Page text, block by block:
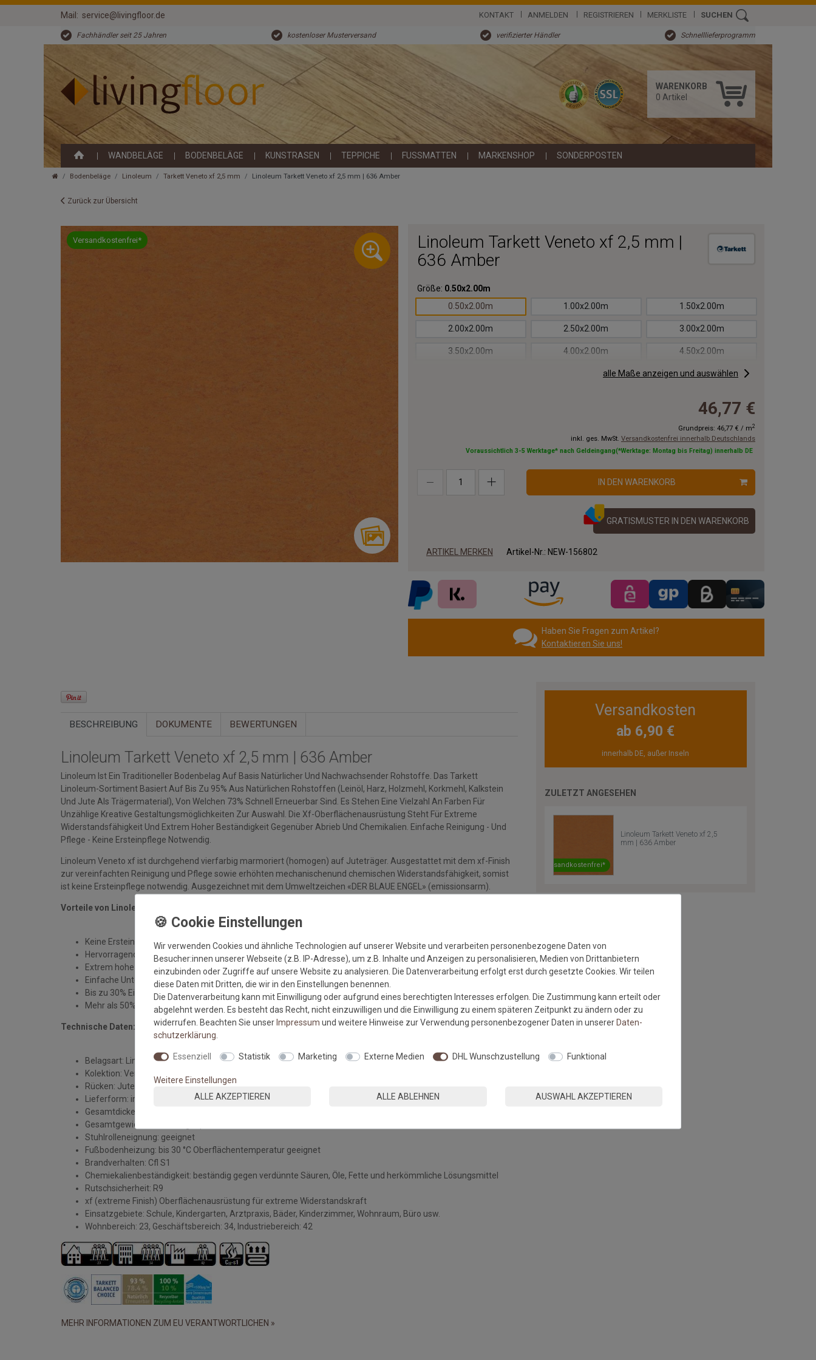
Mail: service@livingfloor.de KONTAKT ANMELDEN REGISTRIEREN MERKLISTE SUCHEN
Fachhändler seit 25 Jahren kostenloser Musterversand verifizierter Händler Schnelllieferprogramm
WARENKORB
0 Artikel
WANDBELÄGE BODENBELÄGE KUNSTRASEN TEPPICHE FUSSMATTEN MARKENSHOP SONDERPOSTEN
Bodenbeläge Linoleum Tarkett Veneto xf 2,5 mm Linoleum Tarkett Veneto xf 2,5 mm | 636 Amber
Zurück zur Übersicht
Versandkostenfrei*
Linoleum Tarkett Veneto xf 2,5 mm |
636 Amber
Größe: 0.50x2.00m
0.50x2.00m
1.00x2.00m 1.50x2.00m
2.00x2.00m 2.50x2.00m 3.00x2.00m
3.50x2.00m 4.00x2.00m 4.50x2.00m
5.50x2.00m 6.00x2.00m
9.00x2.00m
10.00x2.00m 11.00x2.00m
15.00x2.00m 16.00x2.00m
19.00x2.00m 20.00x2.00m
alle Maße anzeigen und auswählen
46,77 €
Grundpreis: 46,77 € / m2
inkl. ges. MwSt. Versandkostenfrei innerhalb Deutschlands
Voraussichtlich 3-5 Werktage* nach Geldeingang(*Werktage: Montag bis Freitag) innerhalb DE
IN DEN WARENKORB
GRATISMUSTER IN DEN WARENKORB
ARTIKEL MERKEN Artikel-Nr.: NEW-156802
Haben Sie Fragen zum Artikel?
Kontaktieren Sie uns!
BESCHREIBUNG DOKUMENTE BEWERTUNGEN
Linoleum Tarkett Veneto xf 2,5 mm | 636 Amber
Linoleum Ist Ein Traditioneller Bodenbelag Auf Basis Natürlicher Und Nachwachsender Rohstoffe. Das Tarkett
Linoleum-Sortiment Basiert Auf Bis Zu 95% Aus Natürlichen Rohstoffen (Leinöl, Harz, Holzmehl, Korkmehl, Kalkstein
Und Jute Als Trägermaterial), Von Welchen 73% Schnell Erneuerbar Sind. Es Stehen Eine Vielzahl An Farben Für
Unzählige Kreative Gestaltungsmöglichkeiten Zur Auswahl. Die Xf-Oberflächenausrüstung Steht Für Extreme
Widerstandsfähigkeit Und Extrem Hoher Beständigkeit Gegenüber Abrieb Und Chemikalien. Einfache Reinigung - Und
Pflege - Keine Ersteinpflege Notwendig.
Linoleum Veneto xf ist durchgehend vierfarbig marmoriert (homogen) auf Juteträger. Ausgestattet mit dem xf-Finish
zur vereinfachten Reinigung und Pflege sowie erhöhten mechanischenund chemischen Widerstandsfähigkeit, somist
ist keine Ersteinpflege notwendig. Ausgezeichnet mit dem Umweltzeichen «DER BLAUE ENGEL» (emissionsarm).
Vorteile von Linoleum mit xf Finish:
Keine Ersteinpflege erforderlich
Hervorragende Haltbarkeit
Extrem hohe Widerstandsfähigkeit gegenüber Abrieb und Chemikalien
Einfache Unterhaltsreinigung während der gesamten Nutzungsdauer
Bis zu 30% Einsparung bei den Unterhaltskosten
Mehr als 50% Einsparungen bei Wasser, Energie und Reinigungschemikalien
Technische Daten:
Belagsart: Linoleum
Kolektion: Veneto xf
Rücken: Jute
Lieferform: im gerollen Zustand
Gesamtdicke: 2,5 mm
Gesamtgewicht: ca. 3.000 gr/qm
Stuhlrolleneignung: geeignet
Fußbodenheizung: bis 30 °C Oberflächentemperatur geeignet
Brandverhalten: Cfl S1
Chemiekalienbeständigkeit: beständig gegen verdünnte Säuren, Öle, Fette und herkömmliche Lösungsmittel
Rutschsicherheit: R9
xf (extreme Finish) Oberflächenausrüstung für extreme Widerstandskraft
Einsatzgebiete: Schule, Kindergarten, Arztpraxis, Bäder, Kinderzimmer, Wohnraum, Büro usw.
Wohnbereich: 23, Geschäftsbereich: 34, Industriebereich: 42
MEHR INFORMATIONEN ZUM EU VERANTWORTLICHEN »
Versandkosten
ab 6,90 €
innerhalb DE, außer Inseln
ZULETZT ANGESEHEN
Versandkostenfrei*
Linoleum Tarkett Veneto xf 2,5
mm | 636 Amber
Wir verwenden Cookies und ähnliche Technologien auf unserer Website und verarbeiten personenbezogene Daten von
Besucher:innen unserer Webseite (z.B. IP-Adresse), um z.B. Inhalte und Anzeigen zu personalisieren, Medien von Drittanbietern
einzubinden oder Zugriffe auf unsere Website zu analysieren. Die Datenverarbeitung erfolgt erst durch gesetzte Cookies. Wir teilen
diese Daten mit Dritten, die wir in den Einstellungen benennen.
Die Datenverarbeitung kann mit Einwilligung oder aufgrund eines berechtigten Interesses erfolgen. Die Zustimmung kann erteilt oder
abgelehnt werden. Es besteht das Recht, nicht einzuwilligen und die Einwilligung zu einem späteren Zeitpunkt zu ändern oder zu
widerrufen. Beachten Sie unserImpressum und weitere Hinweise zur Verwendung personenbezogener Daten in unsererDaten­
schutz­erklärung
Essenziell Statistik Marketing Externe Medien DHL Wunschzustellung Funktional
Weitere Einstellungen
ALLE AKZEPTIEREN
ALLE ABLEHNEN AUSWAHL AKZEPTIEREN